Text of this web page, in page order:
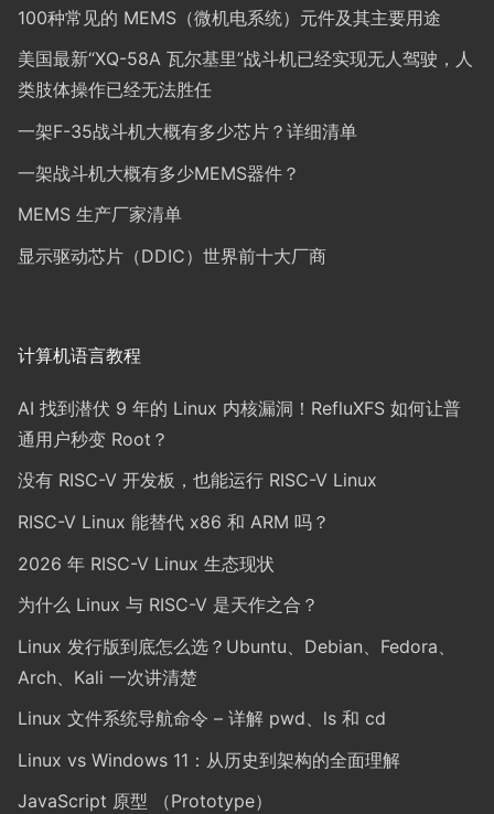
100种常见的 MEMS（微机电系统）元件及其主要用途
美国最新“XQ-58A 瓦尔基里”战斗机已经实现无人驾驶，人
类肢体操作已经无法胜任
一架F-35战斗机大概有多少芯片？详细清单
一架战斗机大概有多少MEMS器件？
MEMS 生产厂家清单
显示驱动芯片（DDIC）世界前十大厂商
计算机语言教程
AI 找到潜伏 9 年的 Linux 内核漏洞！RefluXFS 如何让普
通用户秒变 Root？
没有 RISC-V 开发板，也能运行 RISC-V Linux
RISC-V Linux 能替代 x86 和 ARM 吗？
2026 年 RISC-V Linux 生态现状
为什么 Linux 与 RISC-V 是天作之合？
Linux 发行版到底怎么选？Ubuntu、Debian、Fedora、
Arch、Kali 一次讲清楚
Linux 文件系统导航命令 – 详解 pwd、ls 和 cd
Linux vs Windows 11：从历史到架构的全面理解
JavaScript 原型 （Prototype）